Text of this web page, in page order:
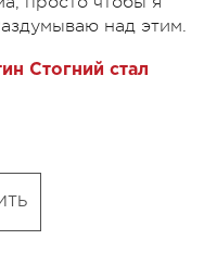
над этим.
Стогний стал